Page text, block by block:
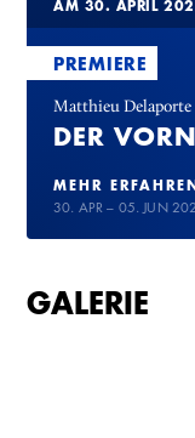
AM 30. APRIL
PREMIERE
Matthieu Delaporte
DER
MEHR
30. APR – 05. JUN
GALERIE